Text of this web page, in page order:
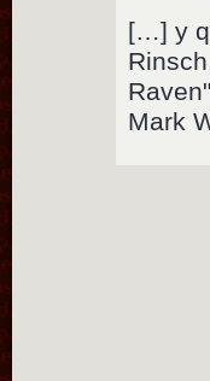
[…] y
Mark